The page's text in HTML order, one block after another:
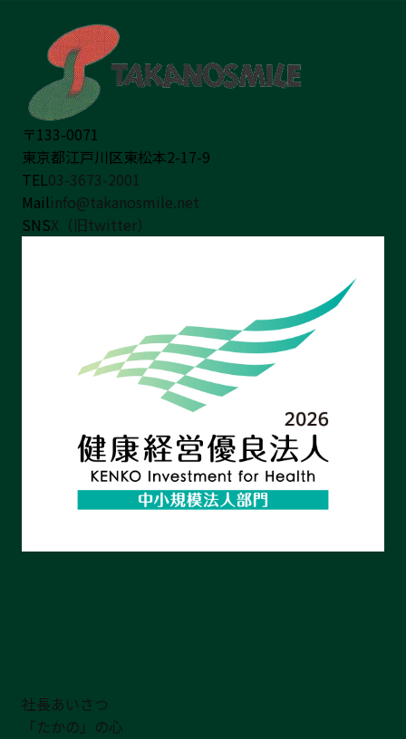
〒133-0071
東京都江戸川区東松本2-17-9
TEL03-3673-2001
Mailinfo@takanosmile.net
SNSX（旧twitter）
社長あいさつ
「たかの」の心